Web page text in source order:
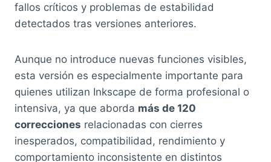
fallos críticos y problemas de estabilidad
detectados tras versiones anteriores.
Aunque no introduce nuevas funciones visibles,
esta versión es especialmente importante para
quienes utilizan Inkscape de forma profesional o
intensiva, ya que aborda más de 120
correcciones relacionadas con cierres
inesperados, compatibilidad, rendimiento y
comportamiento inconsistente en distintos